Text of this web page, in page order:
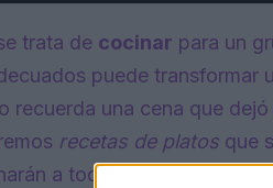
trata de cocinar para un
puede transformar
recuerda una cena que
recetas de platos que
a todos. Desde una